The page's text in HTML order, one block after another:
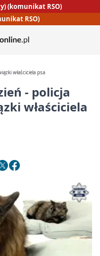
(komunikat RSO)
RSO)
właściciela psa
- policja
właściciela